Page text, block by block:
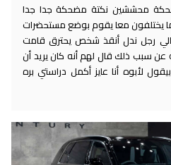
محششين نكتة مضحكة جدا جدا
يختلفون معا يقوم بوضع مستحضرات
رجل ندل أنقذ شخص يحترق قامت
عن سبب ذلك قال لهم أنه كان يريد أن
لأبوه أنا عايز أكمل دراستي بره